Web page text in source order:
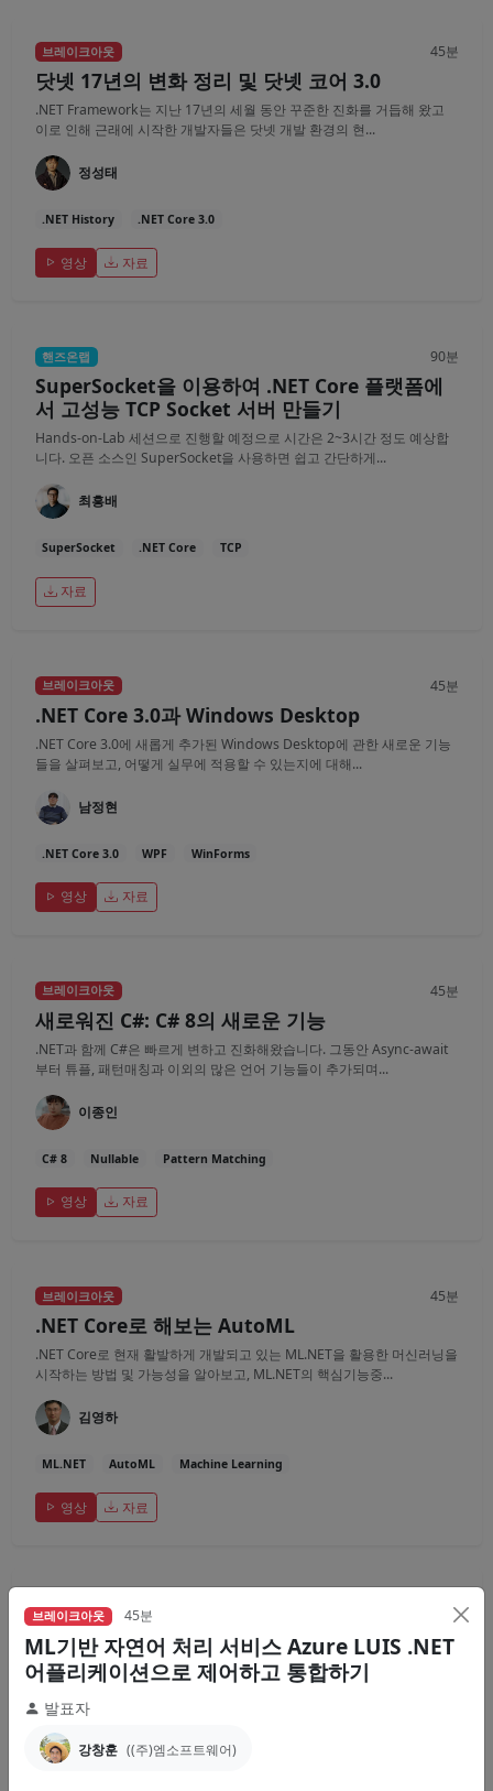
브레이크아웃 45분
닷넷 17년의 변화 정리 및 닷넷 코어 3.0
.NET Framework는 지난 17년의 세월 동안 꾸준한 진화를 거듭해 왔고
이로 인해 근래에 시작한 개발자들은 닷넷 개발 환경의 현...
정성태
.NET History .NET Core 3.0
영상 자료
핸즈온랩 90분
SuperSocket을 이용하여 .NET Core 플랫폼에
서 고성능 TCP Socket 서버 만들기
Hands-on-Lab 세션으로 진행할 예정으로 시간은 2~3시간 정도 예상합
니다. 오픈 소스인 SuperSocket을 사용하면 쉽고 간단하게...
최흥배
SuperSocket .NET Core TCP
자료
브레이크아웃 45분
.NET Core 3.0과 Windows Desktop
.NET Core 3.0에 새롭게 추가된 Windows Desktop에 관한 새로운 기능
들을 살펴보고, 어떻게 실무에 적용할 수 있는지에 대해...
남정현
.NET Core 3.0 WPF WinForms
영상 자료
브레이크아웃 45분
새로워진 C#: C# 8의 새로운 기능
.NET과 함께 C#은 빠르게 변하고 진화해왔습니다. 그동안 Async-await
부터 튜플, 패턴매칭과 이외의 많은 언어 기능들이 추가되며...
이종인
C# 8 Nullable Pattern Matching
영상 자료
브레이크아웃 45분
.NET Core로 해보는 AutoML
.NET Core로 현재 활발하게 개발되고 있는 ML.NET을 활용한 머신러닝을
시작하는 방법 및 가능성을 알아보고, ML.NET의 핵심기능중...
김영하
ML.NET AutoML Machine Learning
영상 자료
ML기반 자연어 처리 서비스 Azure LUIS .NET
어플리케이션으로 제어하고 통합하기
Azure 클라우드 기반 인공지능 활용서비스인 Azure Cognitive Service
의 자연어 처리 서비스를 담당하고 있는 Azure...
강창훈
브레이크아웃 45분
ML기반 자연어 처리 서비스 Azure LUIS .NET
어플리케이션으로 제어하고 통합하기
발표자
강창훈 ((주)엠소프트웨어)